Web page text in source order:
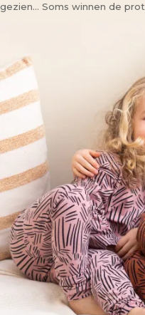
gezien… Soms winnen de